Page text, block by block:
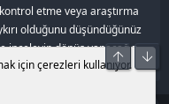
etme veya araştırma
olduğunu düşündüğünüz
inceleyip dönüş yapacağız.
için çerezleri kullanıyor.
Üst Alt